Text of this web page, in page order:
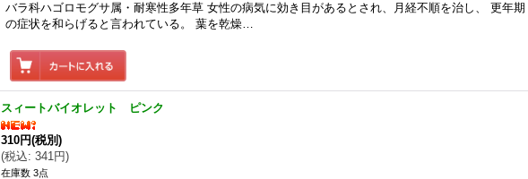
バラ科ハゴロモグサ属・耐寒性多年草 女性の病気に効き目があるとされ、月経不順を治し、 更年期
の症状を和らげると言われている。 葉を乾燥…
スィートバイオレット ピンク
310円(税別)
(税込: 341円)
在庫数 3点